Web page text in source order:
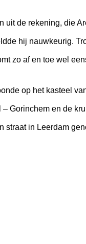
uit de rekening, die
hij nauwkeurig.
zo af en toe wel
op het kasteel
Gorinchem en de
straat in Leerdam